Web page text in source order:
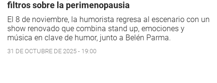
filtros sobre la perimenopausia
El 8 de noviembre, la humorista regresa al escenario con un
show renovado que combina stand up, emociones y
música en clave de humor, junto a Belén Parma.
31 DE OCTUBRE DE 2025 - 19:00